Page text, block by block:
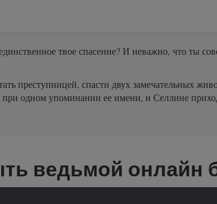
твое спасение? И неважно, что ты
преступницей, спасти двух замечательных
одном упоминании ее имени, и Селлине
ведьмой онлайн